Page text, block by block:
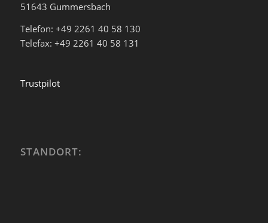
51643 Gummersbach
Telefon: +49 2261 40 58 130
Telefax: +49 2261 40 58 131
Trustpilot
STANDORT: